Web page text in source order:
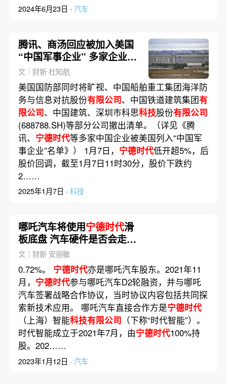
2024年6月23日 · 汽车
腾讯、商汤回应被加入美国
“中国军事企业” 多家企业股
价大跌
文｜财新 杜知航
美国国防部同时将旷视、中国船舶重工集团海洋防
务与信息对抗股份有限公司、中国铁道建筑集团有
限公司、中国建筑、深圳市科思科技股份有限公司
(688788.SH)等部分公司撤出清单。（详见《腾
讯、 宁德时代等多家中国企业被美国列入“中国军
事企业”名单》） 1月7日， 宁德时代低开超5%，后
股价回调，截至1月7日11时30分，股价下跌约
2……
2025年1月7日 · 科技
哪吒汽车将使用宁德时代滑
板底盘 汽车硬件是否会走向
标准化？
文｜财新 安丽敏
0.72%。 宁德时代亦是哪吒汽车股东。2021年11
月， 宁德时代参与哪吒汽车D2轮融资，并与哪吒
汽车签署战略合作协议，当时协议内容包括共同探
索新技术应用。 哪吒汽车直接合作方是宁德时代
（上海）智能科技有限公司 （下称“时代智能”）。
时代智能成立于2021年7月，由宁德时代100%持
股。202……
2023年1月12日 · 汽车